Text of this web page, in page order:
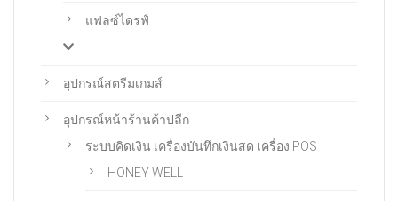
แฟลซ์ไดรฟ์
อุปกรณ์สตรีมเกมส์
อุปกรณ์หน้าร้านค้าปลีก
ระบบคิดเงิน เครื่องบันทึกเงินสด เครื่อง POS
HONEY WELL